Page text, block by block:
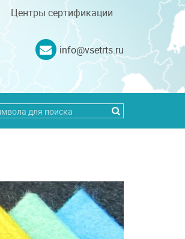
info@vsetrts.ru
Центры сертификации